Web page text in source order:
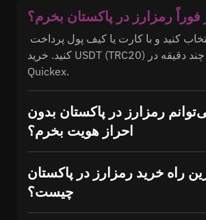
رمزارز در پاکستان بخرم؟
کنید. خرید USDT (TRC20) در پاکستان در چند دقیقه در
Quickex.
رمزارز در پاکستان بدون
احراز هویت بخرم؟
راه خرید رمزارز در پاکستان
چیست؟